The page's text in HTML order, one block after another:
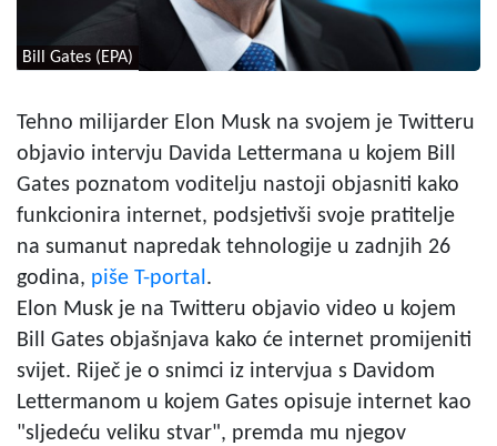
Bill Gates (EPA)
Tehno milijarder Elon Musk na svojem je Twitteru
objavio intervju Davida Lettermana u kojem Bill
Gates poznatom voditelju nastoji objasniti kako
funkcionira internet, podsjetivši svoje pratitelje
na sumanut napredak tehnologije u zadnjih 26
godina, piše T-portal .
Elon Musk je na Twitteru objavio video u kojem
Bill Gates objašnjava kako će internet promijeniti
svijet. Riječ je o snimci iz intervjua s Davidom
Lettermanom u kojem Gates opisuje internet kao
"sljedeću veliku stvar", premda mu njegov